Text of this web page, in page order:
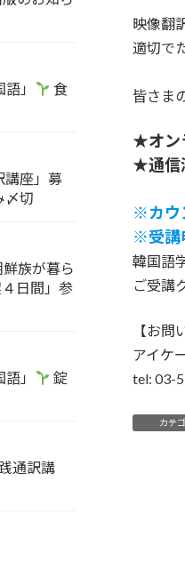
映像翻
適切で
皆さま
★オン
★通信
※カウ
※受講
韓国語
ご受講
【お問
アイケ
tel: 03-
カテ
」
食
講座」募
〆切
族が暮ら
日間」参
」
錠
通訳講